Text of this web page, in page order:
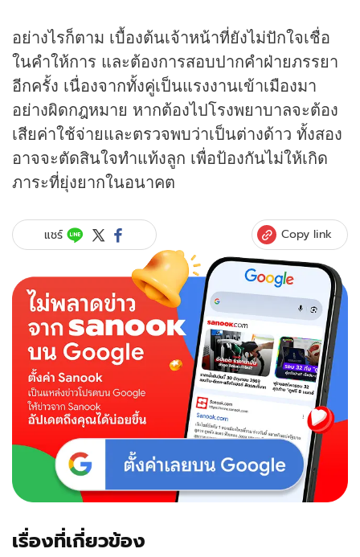
อย่างไรก็ตาม เบื้องต้นเจ้าหน้าที่ยังไม่ปักใจเชื่อ
ในคำให้การ และต้องการสอบปากคำฝ่ายภรรยา
อีกครั้ง เนื่องจากทั้งคู่เป็นแรงงานเข้าเมืองมา
อย่างผิดกฎหมาย หากต้องไปโรงพยาบาลจะต้อง
เสียค่าใช้จ่ายและตรวจพบว่าเป็นต่างด้าว ทั้งสอง
อาจจะตัดสินใจทำแท้งลูก เพื่อป้องกันไม่ให้เกิด
ภาระที่ยุ่งยากในอนาคต
แชร์ Copy link
เรื่องที่เกี่ยวข้อง